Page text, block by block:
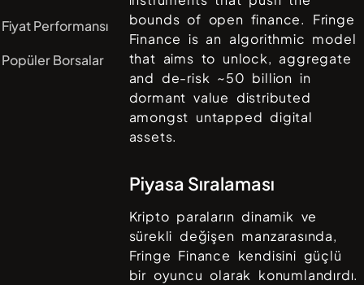
Fiyat Performansı
Popüler Borsalar
bounds of open finance. Fringe
Finance is an algorithmic model
that aims to unlock, aggregate
and de-risk ~50 billion in
dormant value distributed
amongst untapped digital
assets.
Piyasa Sıralaması
Kripto paraların dinamik ve
sürekli değişen manzarasında,
Fringe Finance kendisini güçlü
bir oyuncu olarak konumlandırdı.